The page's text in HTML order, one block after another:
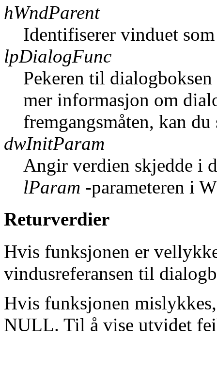
hWndParent
Identifiserer vinduet
lpDialogFunc
Pekeren til
mer informasjon om
fremgangsmåten, kan
dwInitParam
Angir verdien skjedde i
lParam -parameteren i
Returverdier
Hvis funksjonen er
vindusreferansen til
Hvis funksjonen
NULL. Til å vise utvidet